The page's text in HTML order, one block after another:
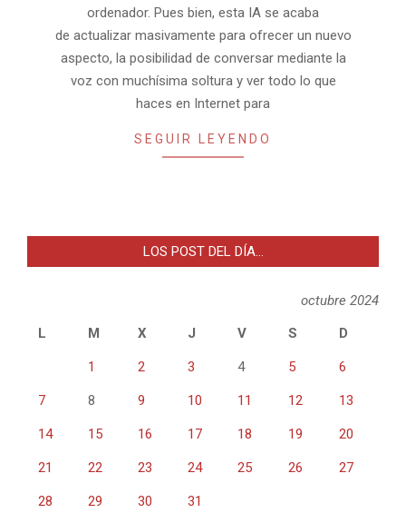
ordenador. Pues bien, esta IA se acaba
de actualizar masivamente para ofrecer un nuevo
aspecto, la posibilidad de conversar mediante la
voz con muchísima soltura y ver todo lo que
haces en Internet para
SEGUIR LEYENDO
LOS POST DEL DÍA…
octubre 2024
L
M X J V S D
1 2 3 4 5 6
7 8 9 10 11 12 13
14 15 16 17 18 19 20
21 22 23 24 25 26 27
28 29 30 31